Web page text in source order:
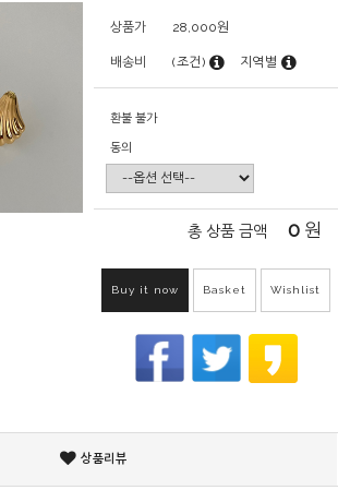
상품가 28,000원
배송비 (조건) 지역별
환불 불가
동의
총 상품 금액 0 원
Buy it now Basket Wishlist
상품리뷰